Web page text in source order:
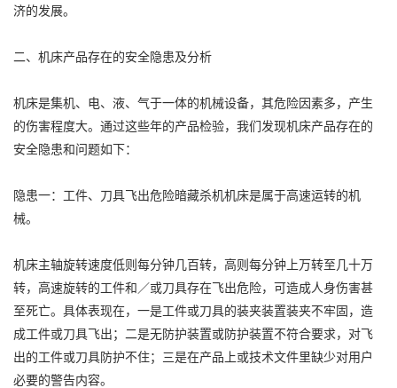
济的发展。
二、机床产品存在的安全隐患及分析
机床是集机、电、液、气于一体的机械设备，其危险因素多，产生
的伤害程度大。通过这些年的产品检验，我们发现机床产品存在的
安全隐患和问题如下：
隐患一：工件、刀具飞出危险暗藏杀机机床是属于高速运转的机
械。
机床主轴旋转速度低则每分钟几百转，高则每分钟上万转至几十万
转，高速旋转的工件和／或刀具存在飞出危险，可造成人身伤害甚
至死亡。具体表现在，一是工件或刀具的装夹装置装夹不牢固，造
成工件或刀具飞出；二是无防护装置或防护装置不符合要求，对飞
出的工件或刀具防护不住；三是在产品上或技术文件里缺少对用户
必要的警告内容。